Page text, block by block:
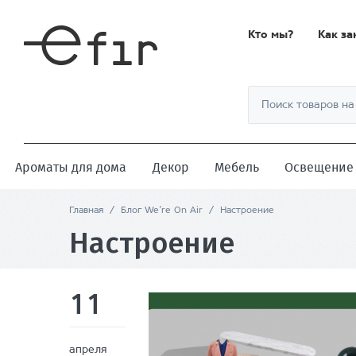
Кто мы? Как
Ароматы для дома Декор Мебель Освещение
Главная / Блог We’re On Air / Настроение
Настроение
11
апреля